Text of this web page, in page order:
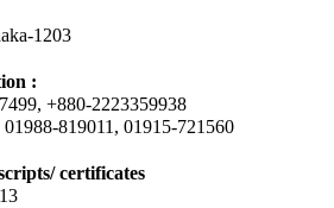
1203
:
+880-2223359938
819011, 01915-721560
certificates